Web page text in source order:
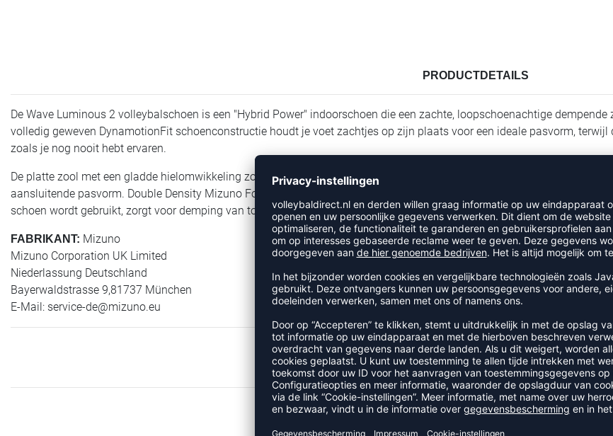
PRODUCTDETAILS
De Wave Luminous 2 volleybalschoen is een "Hybrid Power" indoorschoen die een zachte, loopschoenachtige
volledig geweven DynamotionFit schoenconstructie houdt je voet zachtjes op zijn plaats voor een ideale pasvorm,
zoals je nog nooit hebt ervaren.
De platte zool met een gladde hielomwikkeling zorgt voor een soepele afrol van hiel tot teen. De volledig geweven
aansluitende pasvorm. Double Density Mizuno Foam Wave biedt een unieke ervaring in zachtheid en stabiliteit. De
schoen wordt gebruikt, zorgt voor demping van topkwaliteit.
FABRIKANT: Mizuno
Mizuno Corporation UK Limited
Niederlassung Deutschland
Bayerwaldstrasse 9,81737 München
E-Mail: service-de@mizuno.eu
RECENT BEKEKEN
MEER UIT DE CATEGORIE